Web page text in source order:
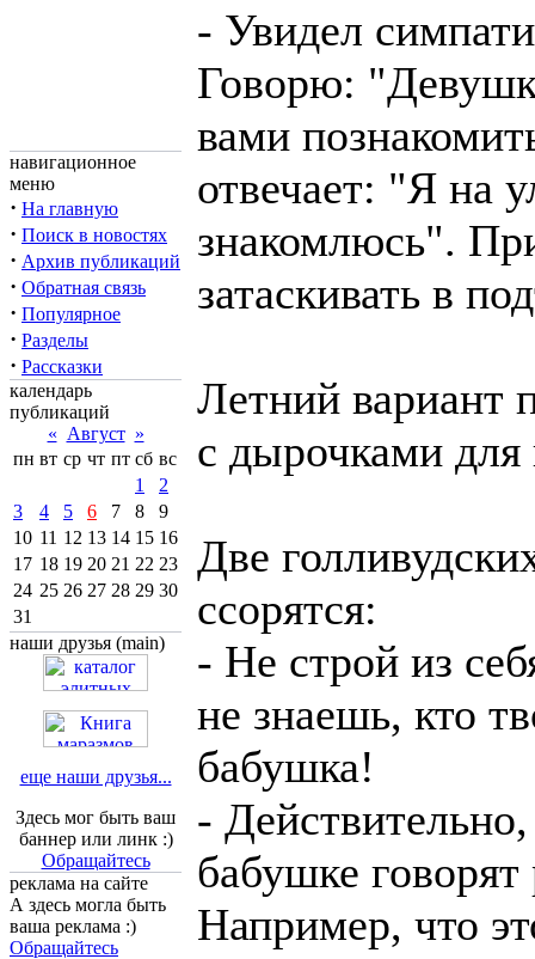
навигационное
меню
· На главную
· Поиск в новостях
· Архив публикаций
· Обратная связь
· Популярное
· Разделы
· Рассказки
календарь
публикаций
« Август »
пн вт ср чт пт сб вс
1
2
3
4 5 6 7 8
9
10 11 12 13 14 15 16
17 18 19 20 21 22 23
24 25 26 27 28 29 30
31
наши друзья (main)
еще наши друзья...
Здесь мог быть ваш
баннер или линк :)
Обращайтесь
реклама на сайте
А здесь могла быть
ваша реклама :)
Обращайтесь
- Увидел
Говорю:
вами
отвечает: "Я на
знакомлюсь".
затаскивать в
Летний вариант
с дырочками для
Две
ссорятся:
- Не строй из
не знаешь, кто
бабушка!
-
бабушке говорят
Например, что